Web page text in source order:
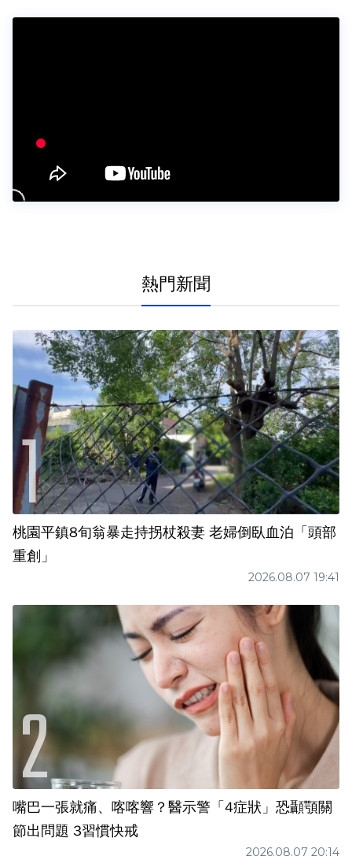
熱門新聞
桃園平鎮8旬翁暴走持拐杖殺妻 老婦倒臥血泊「頭部
重創」
2026.08.07 19:41
嘴巴一張就痛、喀喀響？醫示警「4症狀」恐顳顎關
節出問題 3習慣快戒
2026.08.07 20:14